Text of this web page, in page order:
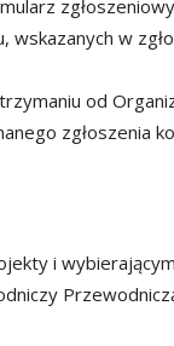
wskazanych w
od
zgłoszenia
i